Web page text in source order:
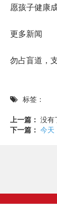
愿孩子健康
更多新闻
勿占盲道，
标签：
上一篇： 没有
下一篇： 今天
©2017 -